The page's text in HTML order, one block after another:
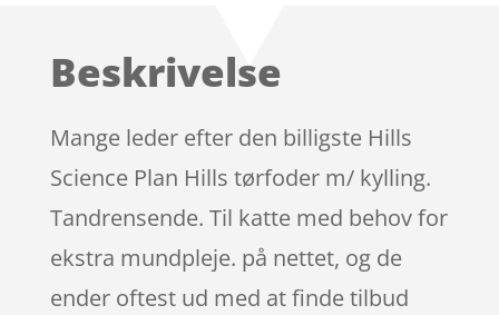
på
mmelser
Beskrivelse
Mange leder efter den billigste Hills
Science Plan Hills tørfoder m/ kylling.
Tandrensende. Til katte med behov for
ekstra mundpleje. på nettet, og de
ender oftest ud med at finde tilbud